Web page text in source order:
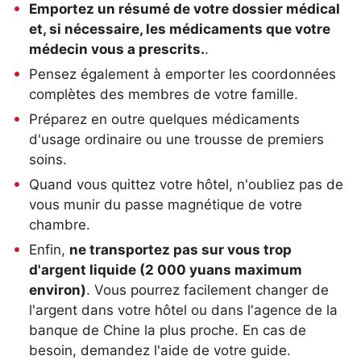
Emportez un résumé de votre dossier médical
et, si nécessaire, les médicaments que votre
médecin vous a prescrits..
Pensez également à emporter les coordonnées
complètes des membres de votre famille.
Préparez en outre quelques médicaments
d'usage ordinaire ou une trousse de premiers
soins.
Quand vous quittez votre hôtel, n'oubliez pas de
vous munir du passe magnétique de votre
chambre.
Enfin, ne transportez pas sur vous trop
d'argent liquide (2 000 yuans maximum
environ). Vous pourrez facilement changer de
l'argent dans votre hôtel ou dans l'agence de la
banque de Chine la plus proche. En cas de
besoin, demandez l'aide de votre guide.